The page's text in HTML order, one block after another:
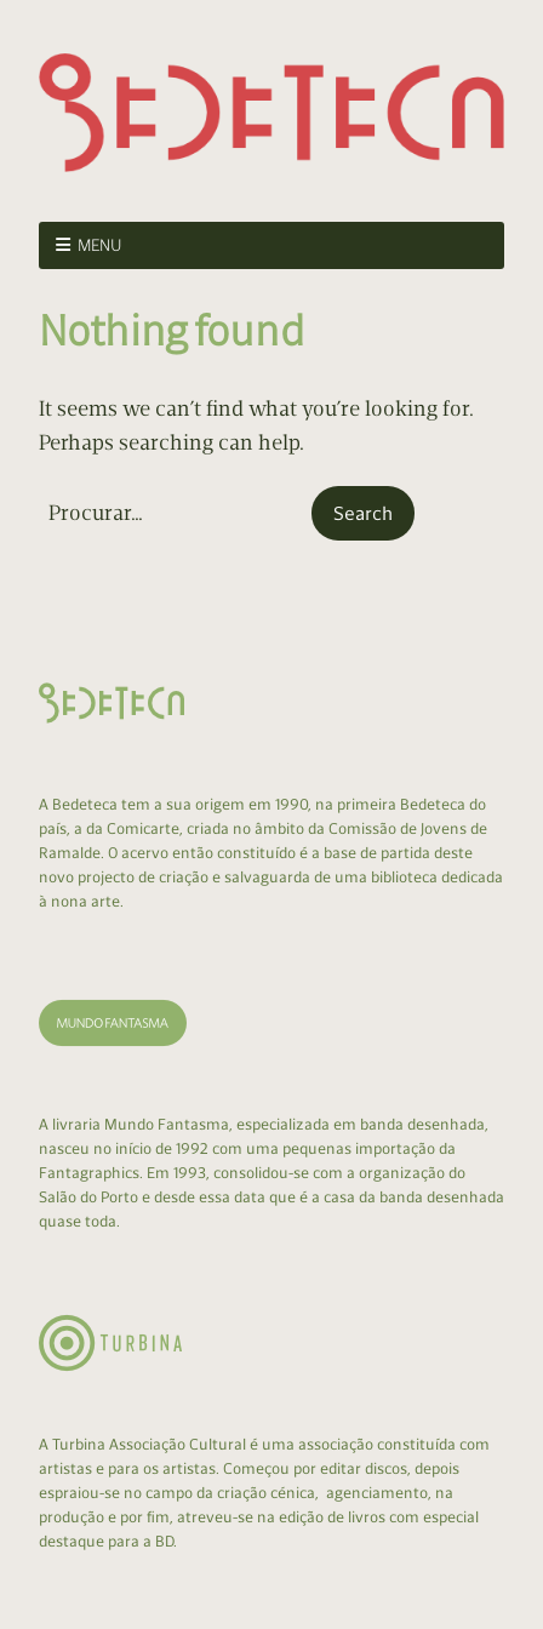
MENU
Nothing found
It seems we can’t find what you’re looking for.
Perhaps searching can help.
A Bedeteca tem a sua origem em 1990, na primeira Bedeteca do
país, a da Comicarte, criada no âmbito da Comissão de Jovens de
Ramalde. O acervo então constituído é a base de partida deste
novo projecto de criação e salvaguarda de uma biblioteca dedicada
à nona arte.
A livraria Mundo Fantasma, especializada em banda desenhada,
nasceu no início de 1992 com uma pequenas importação da
Fantagraphics. Em 1993, consolidou-se com a organização do
Salão do Porto e desde essa data que é a casa da banda desenhada
quase toda.
A Turbina Associação Cultural é uma associação constituída com
artistas e para os artistas. Começou por editar discos, depois
espraiou-se no campo da criação cénica, agenciamento, na
produção e por fim, atreveu-se na edição de livros com especial
destaque para a BD.